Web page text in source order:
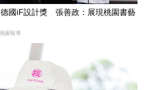
國iF設計獎 張善政：展現桃園書藝
園報導